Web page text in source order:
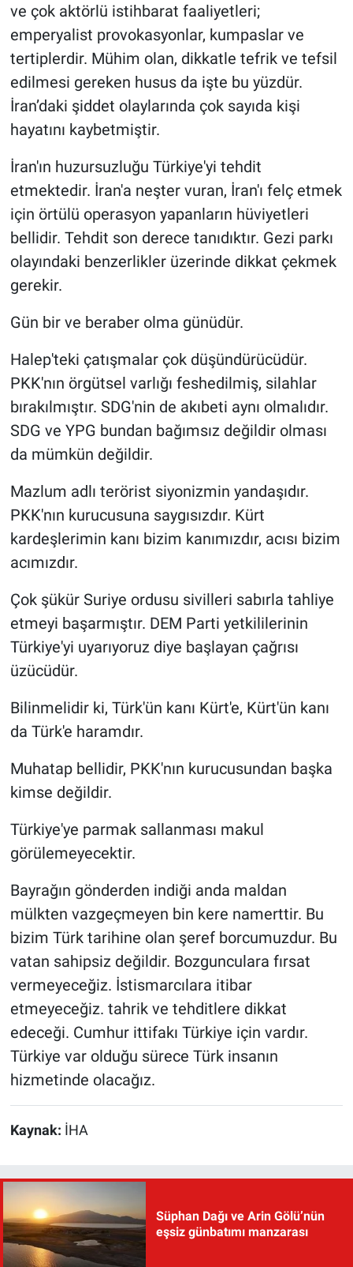
ve çok aktörlü istihbarat faaliyetleri;
emperyalist provokasyonlar, kumpaslar ve
tertiplerdir. Mühim olan, dikkatle tefrik ve tefsil
edilmesi gereken husus da işte bu yüzdür.
İran’daki şiddet olaylarında çok sayıda kişi
hayatını kaybetmiştir.
İran'ın huzursuzluğu Türkiye'yi tehdit
etmektedir. İran'a neşter vuran, İran'ı felç etmek
için örtülü operasyon yapanların hüviyetleri
bellidir. Tehdit son derece tanıdıktır. Gezi parkı
olayındaki benzerlikler üzerinde dikkat çekmek
gerekir.
Gün bir ve beraber olma günüdür.
Halep'teki çatışmalar çok düşündürücüdür.
PKK'nın örgütsel varlığı feshedilmiş, silahlar
bırakılmıştır. SDG'nin de akıbeti aynı olmalıdır.
SDG ve YPG bundan bağımsız değildir olması
da mümkün değildir.
Mazlum adlı terörist siyonizmin yandaşıdır.
PKK'nın kurucusuna saygısızdır. Kürt
kardeşlerimin kanı bizim kanımızdır, acısı bizim
acımızdır.
Çok şükür Suriye ordusu sivilleri sabırla tahliye
etmeyi başarmıştır. DEM Parti yetkililerinin
Türkiye'yi uyarıyoruz diye başlayan çağrısı
üzücüdür.
Bilinmelidir ki, Türk'ün kanı Kürt'e, Kürt'ün kanı
da Türk'e haramdır.
Muhatap bellidir, PKK'nın kurucusundan başka
kimse değildir.
Türkiye'ye parmak sallanması makul
görülemeyecektir.
Bayrağın gönderden indiği anda maldan
mülkten vazgeçmeyen bin kere namerttir. Bu
bizim Türk tarihine olan şeref borcumuzdur. Bu
vatan sahipsiz değildir. Bozgunculara fırsat
vermeyeceğiz. İstismarcılara itibar
etmeyeceğiz. tahrik ve tehditlere dikkat
edeceği. Cumhur ittifakı Türkiye için vardır.
Türkiye var olduğu sürece Türk insanın
hizmetinde olacağız.
Kaynak: İHA
Süphan Dağı ve Arin Gölü’nün
eşsiz günbatımı manzarası